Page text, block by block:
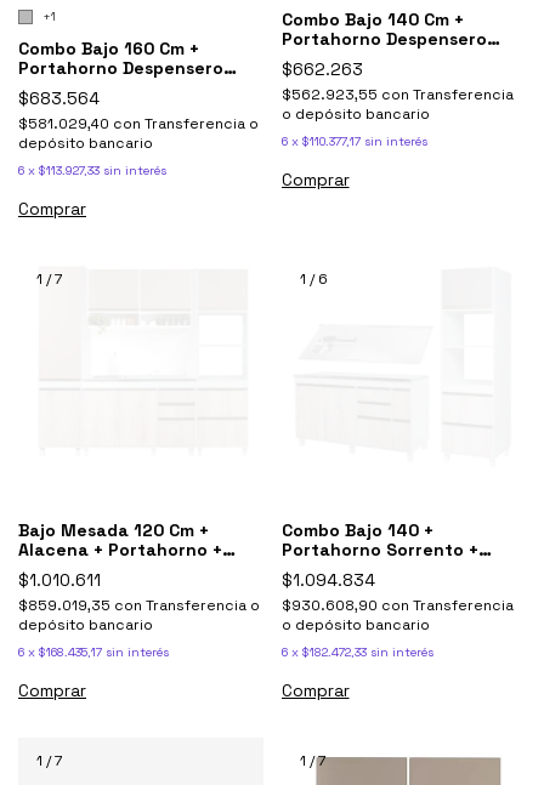
+1
Combo Bajo 160 Cm +
Portahorno Despensero
Sorrento Ricchezze
$683.564
$581.029,40 con Transferencia o
depósito bancario
6 x $113.927,33 sin interés
Comprar
Combo Bajo 140 Cm +
Portahorno Despensero
Sorrento Ricchezze
$662.263
$562.923,55 con Transferencia
o depósito bancario
6 x $110.377,17 sin interés
Comprar
1 /7
Bajo Mesada 120 Cm +
Alacena + Portahorno +
Tolva Sorrento
$1.010.611
$859.019,35 con Transferencia o
depósito bancario
6 x $168.435,17 sin interés
Comprar
1 /6
Combo Bajo 140 +
Portahorno Sorrento +
Mesada Johnson Simple
$1.094.834
$930.608,90 con Transferencia
o depósito bancario
6 x $182.472,33 sin interés
Comprar
1 /7 1 /7